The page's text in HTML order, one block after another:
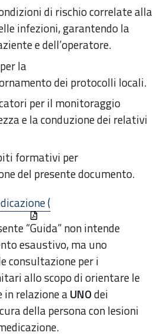
di rischio correlate alla
infezioni, garantendo la
e dell’operatore.
la
dei protocolli locali.
per il monitoraggio
e la conduzione dei relativi
formativi per
del presente documento.
(
“Guida” non intende
esaustivo, ma uno
consultazione per i
allo scopo di orientare le
relazione aUNOdei
della persona con lesioni